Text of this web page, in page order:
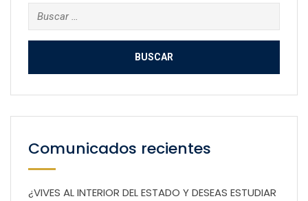
Buscar:
Comunicados recientes
¿VIVES AL INTERIOR DEL ESTADO Y DESEAS ESTUDIAR